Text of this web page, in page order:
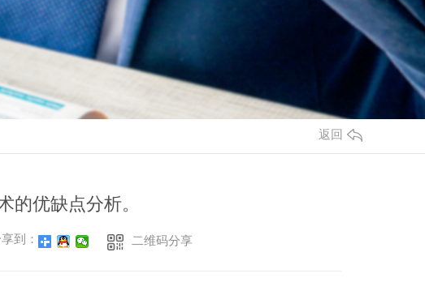
返回
的优缺点分析。
到： 二维码分享